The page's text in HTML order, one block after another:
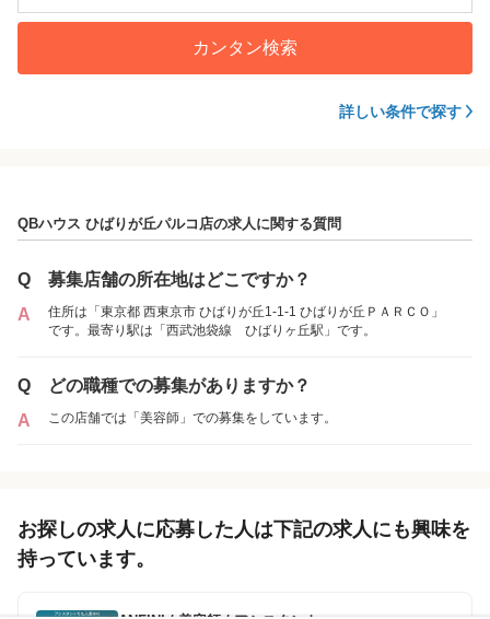
カンタン検索
詳しい条件で探す
QBハウス ひばりが丘パルコ店の求人に関する質問
Q
募集店舗の所在地はどこですか？
A
住所は「東京都 西東京市 ひばりが丘1-1-1 ひばりが丘ＰＡＲＣＯ」
です。最寄り駅は「西武池袋線 ひばりヶ丘駅」です。
Q
どの職種での募集がありますか？
A
この店舗では「美容師」での募集をしています。
お探しの求人に応募した人は下記の求人にも興味を
持っています。